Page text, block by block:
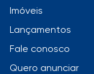
Imóveis
Lançamentos
Fale conosco
Quero anunciar